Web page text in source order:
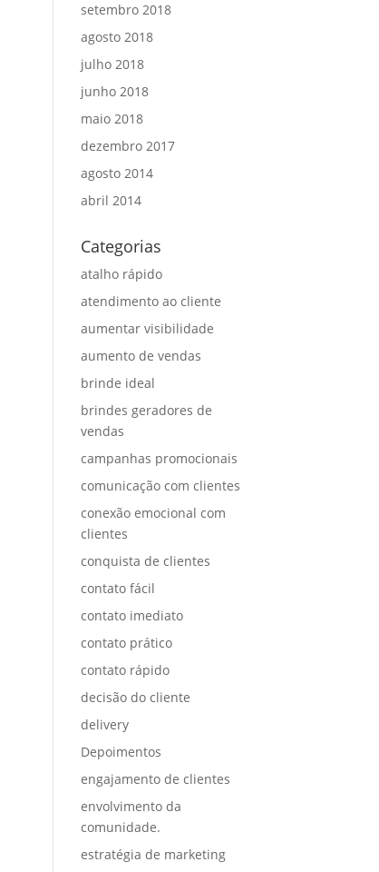
setembro 2018
agosto 2018
julho 2018
junho 2018
maio 2018
dezembro 2017
agosto 2014
abril 2014
Categorias
atalho rápido
atendimento ao cliente
aumentar visibilidade
aumento de vendas
brinde ideal
brindes geradores de
vendas
campanhas promocionais
comunicação com clientes
conexão emocional com
clientes
conquista de clientes
contato fácil
contato imediato
contato prático
contato rápido
decisão do cliente
delivery
Depoimentos
engajamento de clientes
envolvimento da
comunidade.
estratégia de marketing